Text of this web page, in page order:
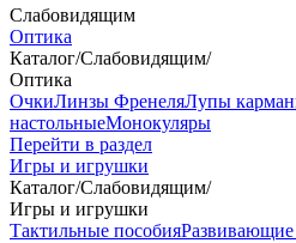
Слабовидящим
Оптика
Каталог/Слабовидящим/
Оптика
ОчкиЛинзы ФренеляЛупы
настольныеМонокуляры
Перейти в раздел
Игры и игрушки
Каталог/Слабовидящим/
Игры и игрушки
Тактильные пособия